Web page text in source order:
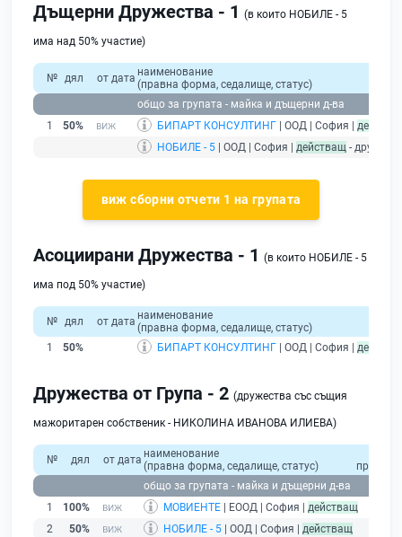
Дъщерни Дружества - 1 (в които НОБИЛЕ - 5
има над 50% участие)
№ дял от дата наименование
(правна форма, седалище, статус)
общо за групата - майка и дъщерни д-ва
1
50% БИПАРТ КОНСУЛТИНГ | ООД | София |
НОБИЛЕ - 5 | ООД | София | действащ -
виж сборни отчети 1 на групата
Асоциирани Дружества - 1 (в които НОБИЛЕ - 5
има под 50% участие)
№ дял от дата наименование
(правна форма, седалище, статус)
1
50% БИПАРТ КОНСУЛТИНГ | ООД | София |
Дружества от Група - 2 (дружества със същия
мажоритарен собственик - НИКОЛИНА ИВАНОВА ИЛИЕВА)
№ дял от дата наименование
(правна форма, седалище, статус)
приходи
общо за групата - майка и дъщерни д-ва
1
100% МОВИЕНТЕ | ЕООД | София | действащ
2
50% НОБИЛЕ - 5 | ООД | София | действащ